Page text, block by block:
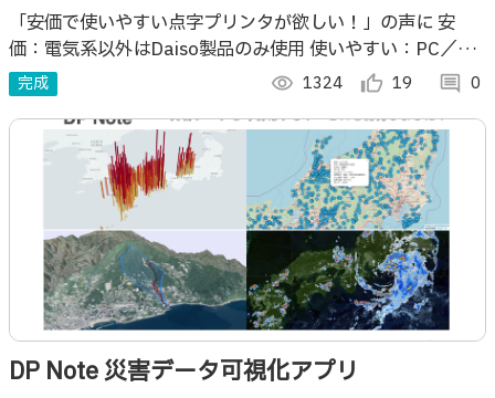
リンタ）
「安価で使いやすい点字プリンタが欲しい！」の声に 安
価：電気系以外はDaiso製品のみ使用 使いやすい：PC／ス
マホから操作可能（iPhoneのVoiceOver機能も使える） を
開発しました。
完成 visibility 1324 thumb_up_alt 19 comment 0
DP Note 災害データ可視化アプリ